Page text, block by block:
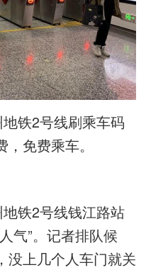
铁2号线刷乘车码
免费乘车。
铁2号线钱江路站
气”。记者排队候
没上几个人车门就关